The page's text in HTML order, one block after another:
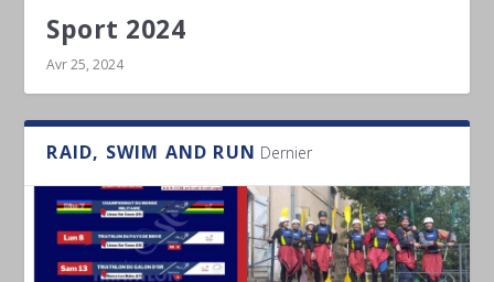
Sport 2024
Avr 25, 2024
RAID, SWIM AND RUN Dernier